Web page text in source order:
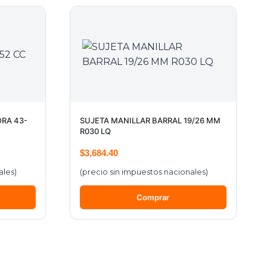
43-
SUJETA MANILLAR BARRAL 19/26 MM
R030 LQ
$3,684.40
(precio sin impuestos nacionales)
Comprar